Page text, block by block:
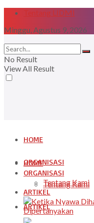
Tentang LIDMI
Minggu, Agustus 9, 2026
No Result
View All Result
HOME
ORGANISASI
Tentang Kami
ARTIKEL
HOME
ORGANISASI
Tentang Kami
ARTIKEL